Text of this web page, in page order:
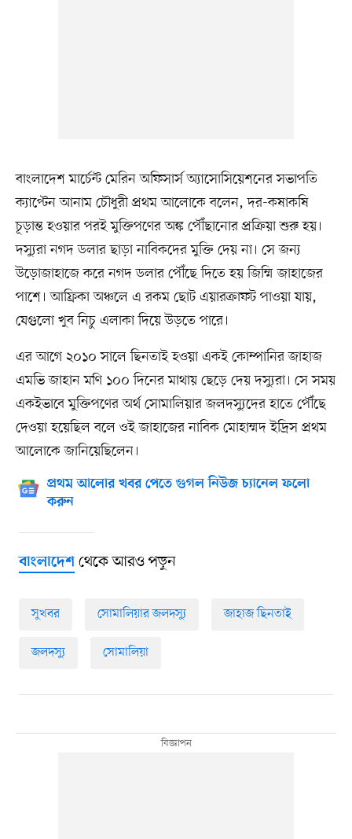
বাংলাদেশ মার্চেন্ট মেরিন অফিসার্স অ্যাসোসিয়েশনের সভাপতি
ক্যাপ্টেন আনাম চৌধুরী প্রথম আলোকে বলেন, দর-কষাকষি
চূড়ান্ত হওয়ার পরই মুক্তিপণের অঙ্ক পৌঁছানোর প্রক্রিয়া শুরু হয়।
দস্যুরা নগদ ডলার ছাড়া নাবিকদের মুক্তি দেয় না। সে জন্য
উড়োজাহাজে করে নগদ ডলার পৌঁছে দিতে হয় জিম্মি জাহাজের
পাশে। আফ্রিকা অঞ্চলে এ রকম ছোট এয়ারক্রাফট পাওয়া যায়,
যেগুলো খুব নিচু এলাকা দিয়ে উড়তে পারে।
এর আগে ২০১০ সালে ছিনতাই হওয়া একই কোম্পানির জাহাজ
এমভি জাহান মণি ১০০ দিনের মাথায় ছেড়ে দেয় দস্যুরা। সে সময়
একইভাবে মুক্তিপণের অর্থ সোমালিয়ার জলদস্যুদের হাতে পৌঁছে
দেওয়া হয়েছিল বলে ওই জাহাজের নাবিক মোহাম্মদ ইদ্রিস প্রথম
আলোকে জানিয়েছিলেন।
প্রথম আলোর খবর পেতে গুগল নিউজ চ্যানেল ফলো
করুন
বাংলাদেশথেকে আরও পড়ুন
সুখবর সোমালিয়ার জলদস্যু জাহাজ ছিনতাই
জলদস্যু সোমালিয়া